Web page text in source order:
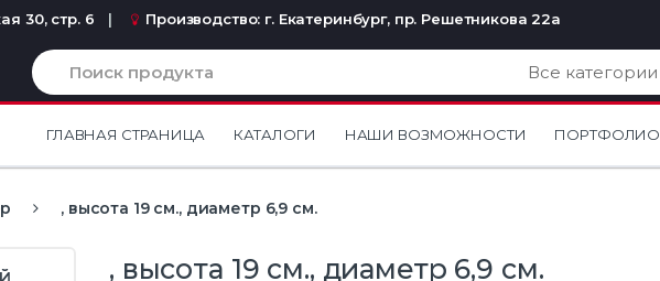
30, стр. 6 Производство: г. Екатеринбург, пр. Решетникова 22а
И
с
к
ГЛАВНАЯ СТРАНИЦА КАТАЛОГИ НАШИ ВОЗМОЖНОСТИ ПОРТФОЛИО
, высота 19 см., диаметр 6,9 см.
, высота 19 см., диаметр 6,9 см.